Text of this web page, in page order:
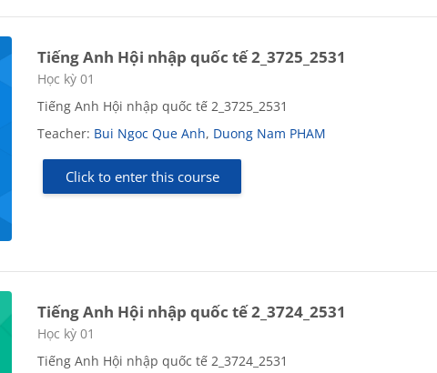
Tiếng Anh Hội nhập quốc tế 2_3725_2531
Course category
Học kỳ 01
Tiếng Anh Hội nhập quốc tế 2_3725_2531
Teacher: Bui Ngoc Que Anh, Duong Nam PHAM
Click to enter this course
Tiếng Anh Hội nhập quốc tế 2_3724_2531
Course category
Học kỳ 01
Tiếng Anh Hội nhập quốc tế 2_3724_2531